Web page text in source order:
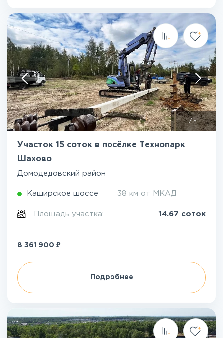
1/5
Участок 15 соток в посёлке Технопарк
Шахово
Домодедовский район
Каширское шоссе 38 км от МКАД
Площадь участка: 14.67 соток
8 361 900 ₽
Подробнее